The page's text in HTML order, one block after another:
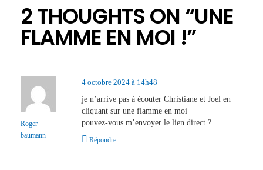
2 THOUGHTS ON “UNE
FLAMME EN MOI !”
Roger
baumann
4 octobre 2024 à 14h48
je n’arrive pas à écouter Christiane et Joel en
cliquant sur une flamme en moi
pouvez-vous m’envoyer le lien direct ?
Répondre